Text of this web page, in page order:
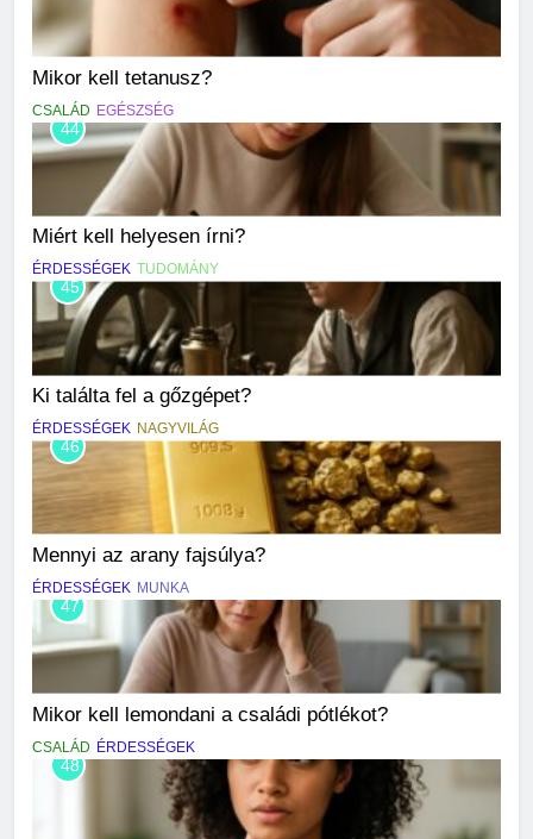
Mikor kell tetanusz?
CSALÁD EGÉSZSÉG
44
Miért kell helyesen írni?
ÉRDESSÉGEK TUDOMÁNY
45
Ki találta fel a gőzgépet?
ÉRDESSÉGEK NAGYVILÁG
46
Mennyi az arany fajsúlya?
ÉRDESSÉGEK MUNKA
47
Mikor kell lemondani a családi pótlékot?
CSALÁD ÉRDESSÉGEK
48